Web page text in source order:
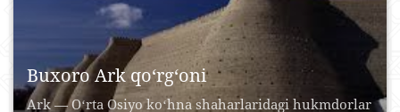
Buxoro Ark qo‘rg‘oni
Ark — Oʻrta Osiyo koʻhna shaharlaridagi hukmdorlar